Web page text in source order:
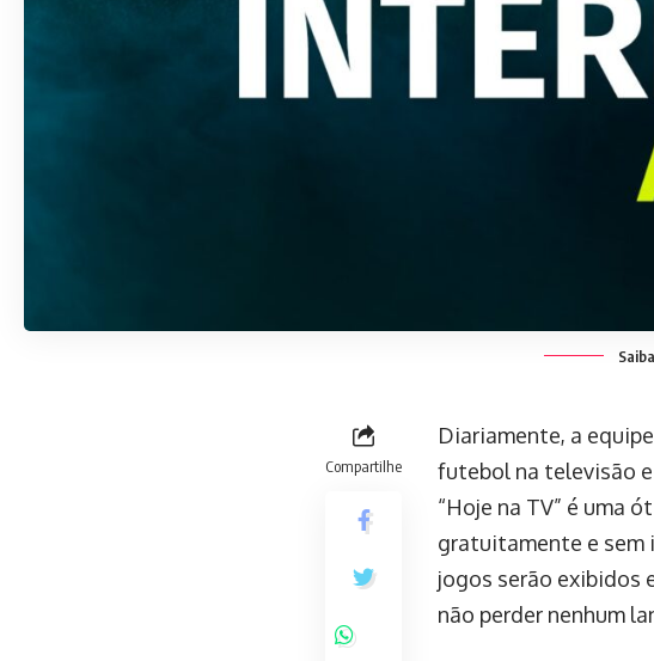
Compartilhe
Diariamente, a
futebol na televisão
“Hoje na TV” é uma
gratuitamente e sem
jogos serão exibidos
não perder nenhum